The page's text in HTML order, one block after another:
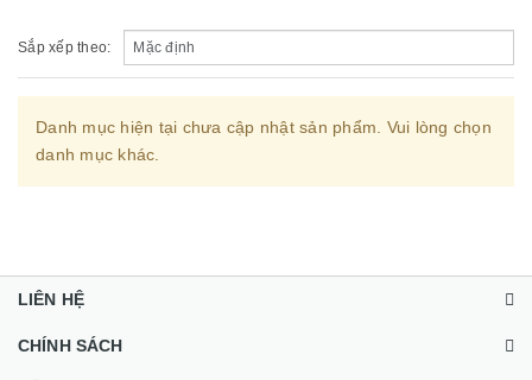
Sắp xếp theo:
Danh mục hiện tại chưa cập nhật sản phẩm. Vui lòng chọn
danh mục khác.
LIÊN HỆ
CHÍNH SÁCH